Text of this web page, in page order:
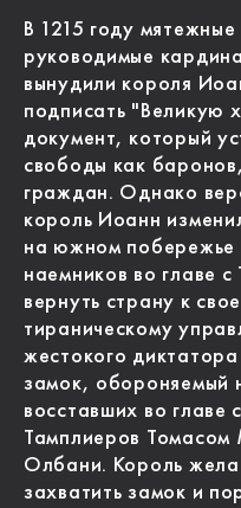
В 1215 году
руководимые
вынудили короля
подписать "Великую
документ, который
свободы как
граждан. Однако
король Иоанн
на южном побережье
наемников во главе
вернуть страну к
тираническому
жестокого диктатора
замок, обороняемый
восставших во
Тамплиеров
Олбани. Король
захватить замок и